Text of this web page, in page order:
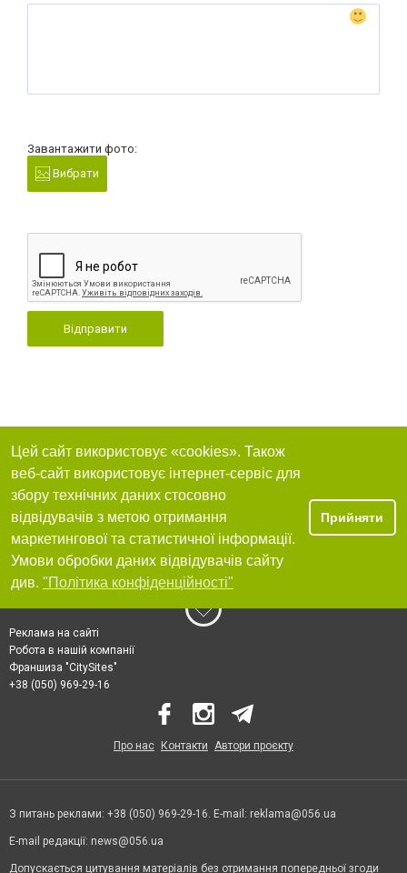
Завантажити фото:
Вибрати
Відправити
Цей сайт використовує «cookies». Також
веб-сайт використовує інтернет-сервіс для
збору технічних даних стосовно
відвідувачів з метою отримання
маркетингової та статистичної інформації.
Умови обробки даних відвідувачів сайту
див. "Політика конфіденційності"
Прийняти
Реклама на сайті
Робота в нашій компанії
Франшиза "CitySites"
+38 (050) 969-29-16
Про нас Контакти Автори проєкту
З питань реклами: +38 (050) 969-29-16. E-mail: reklama@056.ua
E-mail редакції: news@056.ua
Допускається цитування матеріалів без отримання попередньої згоди